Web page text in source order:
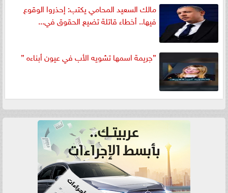
مالك السعيد المحامي يكتب: إحذروا الوقوع
فيها.. أخطاء قاتلة تضيع الحقوق في...
”جريمة اسمها تشويه الأب في عيون أبناءه ”